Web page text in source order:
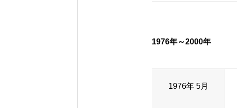
1976年～2000年
1976年 5月